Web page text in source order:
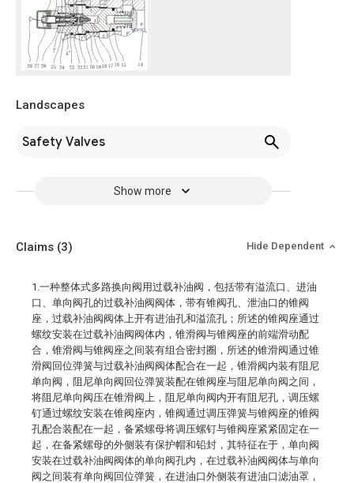
Landscapes
Safety Valves
Show more
Claims (3) Hide Dependent
1.一种整体式多路换向阀用过载补油阀，包括带有溢流口、进油
口、单向阀孔的过载补油阀阀体，带有锥阀孔、泄油口的锥阀
座，过载补油阀阀体上开有进油孔和溢流孔；所述的锥阀座通过
螺纹安装在过载补油阀阀体内，锥滑阀与锥阀座的前端滑动配
合，锥滑阀与锥阀座之间装有组合密封圈，所述的锥滑阀通过锥
滑阀回位弹簧与过载补油阀阀体配合在一起，锥滑阀内装有阻尼
单向阀，阻尼单向阀回位弹簧装配在锥阀座与阻尼单向阀之间，
将阻尼单向阀压在锥滑阀上，阻尼单向阀内开有阻尼孔，调压螺
钉通过螺纹安装在锥阀座内，锥阀通过调压弹簧与锥阀座的锥阀
孔配合装配在一起，备紧螺母将调压螺钉与锥阀座紧紧固定在一
起，在备紧螺母的外侧装有保护帽和铅封，其特征在于，单向阀
安装在过载补油阀阀体的单向阀孔内，在过载补油阀阀体与单向
阀之间装有单向阀回位弹簧，在进油口外侧装有进油口滤油罩，